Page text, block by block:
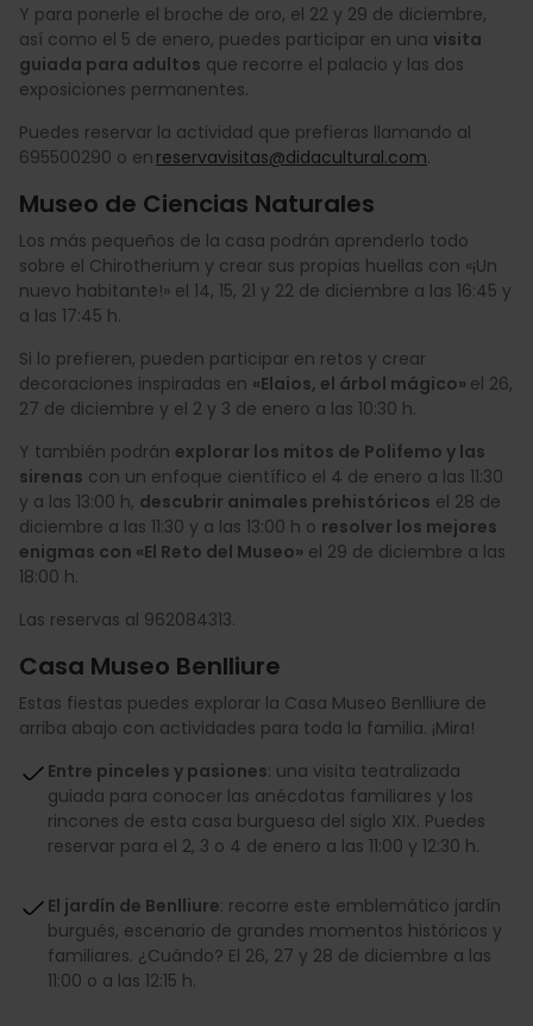
Y para ponerle el broche de oro, el 22 y 29 de diciembre,
así como el 5 de enero, puedes participar en una visita
guiada para adultos que recorre el palacio y las dos
exposiciones permanentes.
Puedes reservar la actividad que prefieras llamando al
695500290 o en reservavisitas@didacultural.com.
Museo de Ciencias Naturales
Los más pequeños de la casa podrán aprenderlo todo
sobre el Chirotherium y crear sus propias huellas con «¡Un
nuevo habitante!» el 14, 15, 21 y 22 de diciembre a las 16:45 y
a las 17:45 h.
Si lo prefieren, pueden participar en retos y crear
decoraciones inspiradas en «Elaios, el árbol mágico» el 26,
27 de diciembre y el 2 y 3 de enero a las 10:30 h.
Y también podrán explorar los mitos de Polifemo y las
sirenas con un enfoque científico el 4 de enero a las 11:30
y a las 13:00 h, descubrir animales prehistóricos el 28 de
diciembre a las 11:30 y a las 13:00 h o resolver los mejores
enigmas con «El Reto del Museo» el 29 de diciembre a las
18:00 h.
Las reservas al 962084313.
Casa Museo Benlliure
Estas fiestas puedes explorar la Casa Museo Benlliure de
arriba abajo con actividades para toda la familia. ¡Mira!
Entre pinceles y pasiones: una visita teatralizada
guiada para conocer las anécdotas familiares y los
rincones de esta casa burguesa del siglo XIX. Puedes
reservar para el 2, 3 o 4 de enero a las 11:00 y 12:30 h.
El jardín de Benlliure: recorre este emblemático jardín
burgués, escenario de grandes momentos históricos y
familiares. ¿Cuándo? El 26, 27 y 28 de diciembre a las
11:00 o a las 12:15 h.